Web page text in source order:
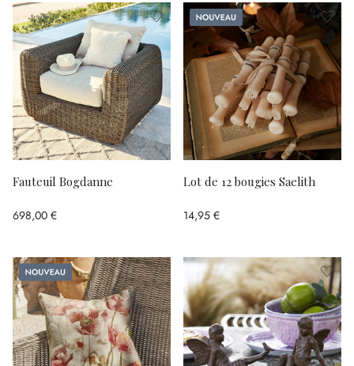
Fauteuil Bogdanne
698,00 €
Nouveau
Lot de 12 bougies Saelith
14,95 €
Nouveau